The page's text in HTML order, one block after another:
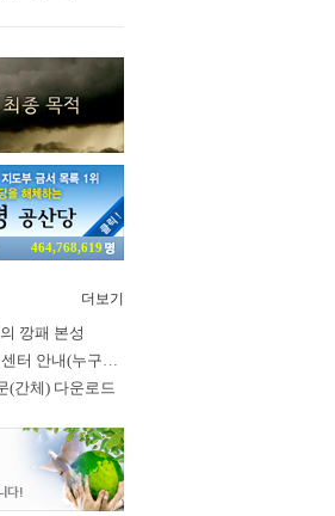
464,768,619
더보기
깡패 본성
대기원 공산당탈당 센터 안내(누구나 쉽게 退黨, 退團, 退隊 가능)
(간체) 다운로드